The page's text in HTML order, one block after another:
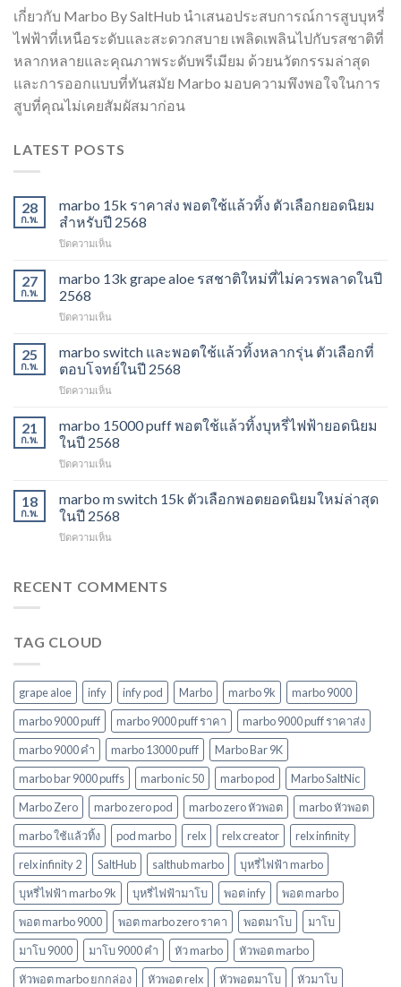
เกี่ยวกับ Marbo By SaltHub นำเสนอประสบการณ์การสูบบุหรี่
ไฟฟ้าที่เหนือระดับและสะดวกสบาย เพลิดเพลินไปกับรสชาติที่
หลากหลายและคุณภาพระดับพรีเมียม ด้วยนวัตกรรมล่าสุด
และการออกแบบที่ทันสมัย Marbo มอบความพึงพอใจในการ
สูบที่คุณไม่เคยสัมผัสมาก่อน
LATEST POSTS
28
ก.พ.
marbo 15k ราคาส่ง พอตใช้แล้วทิ้ง ตัวเลือกยอดนิยม
สำหรับปี 2568
ปิดความเห็น
15k
ราคา
พอต
แล้ว
ทิ้ง
เลือก
นิยม
สำหรับ
2568
27
ก.พ.
marbo 13k grape aloe รสชาติใหม่ที่ไม่ควรพลาดในปี
2568
ปิดความเห็น
13k
grape
aloe
รสชาติ
ที่
ไม่
พลาด
2568
25
ก.พ.
marbo switch และพอตใช้แล้วทิ้งหลากรุ่น ตัวเลือกที่
ตอบโจทย์ในปี 2568
ปิดความเห็น
switch
และ
พอต
ใช้
ทิ้ง
หลาก
ตัว
ตอบ
21
ก.พ.
marbo 15000 puff พอตใช้แล้วทิ้งบุหรี่ไฟฟ้ายอดนิยม
ในปี 2568
ปิดความเห็น
15000
puff
พอต
ใช้
บุหรี่
18
ก.พ.
marbo m switch 15k ตัวเลือกพอตยอดนิยมใหม่ล่าสุด
ในปี 2568
ปิดความเห็น
switch
นิยม
ใหม่
ล่าสุด
ในปี
2568
RECENT COMMENTS
TAG CLOUD
grape aloe infy infy pod Marbo marbo 9k
marbo 9000
marbo 9000 puff
marbo 9000 puff ราคา
marbo 9000 puff ราคาส่ง
marbo 9000 คํา
marbo 13000 puff
Marbo Bar 9K
marbo bar 9000 puffs
marbo nic 50 marbo pod
Marbo SaltNic
Marbo Zero
marbo zero pod marbo zero หัวพอต
marbo หัวพอต
marbo ใช้แล้วทิ้ง
pod marbo relx relx creator
relx infinity
relx infinity 2
SaltHub salthub marbo
บุหรี่ไฟฟ้า marbo
บุหรี่ไฟฟ้า marbo 9k
บุหรี่ไฟฟ้ามาโบ พอต infy
พอต marbo
พอต marbo 9000
พอต marbo zero ราคา พอตมาโบ
มาโบ
มาโบ 9000
มาโบ 9000 คํา หัว marbo
หัวพอต marbo
หัวพอต marbo ยกกล่อง
หัวพอต relx หัวพอตมาโบ หัวมาโบ